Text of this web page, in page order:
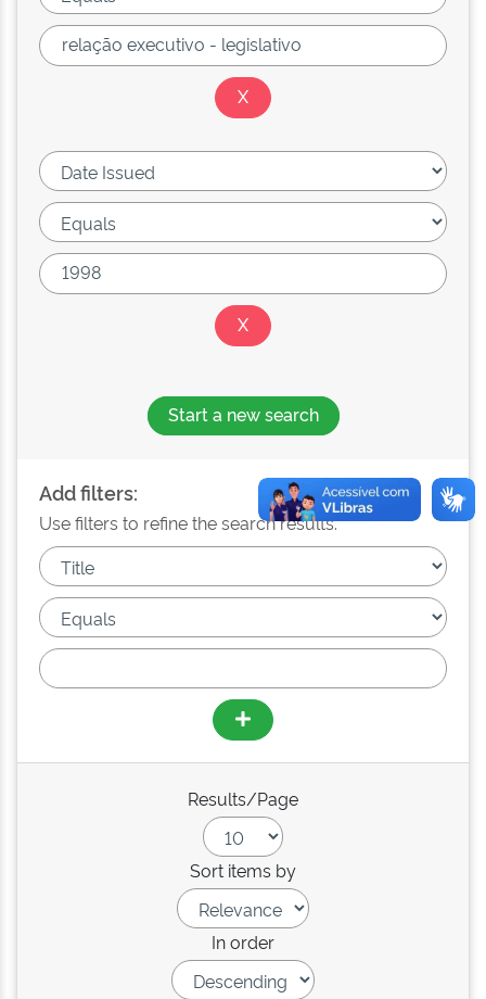
Start a new search
Add filters:
Use filters to refine the search results.
Results/Page
Sort items by
In order